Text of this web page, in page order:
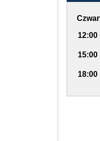
12:00
15:00
18:00